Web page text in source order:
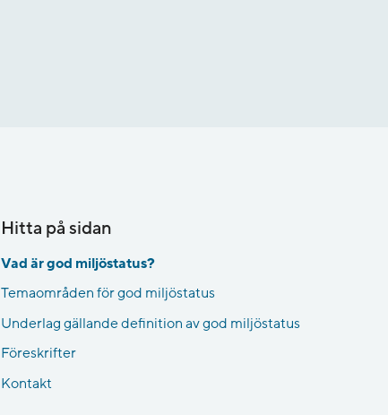
Hitta på sidan
Vad är god miljöstatus?
Temaområden för god miljöstatus
Underlag gällande definition av god miljöstatus
Föreskrifter
Kontakt